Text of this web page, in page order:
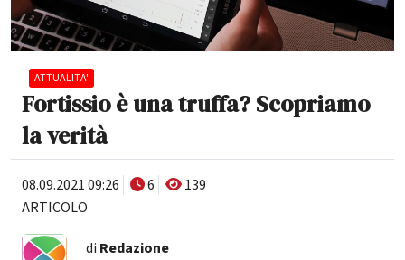
ATTUALITA'
Fortissio è una truffa? Scopriamo
la verità
08.09.2021 09:26 6
139
ARTICOLO
di Redazione